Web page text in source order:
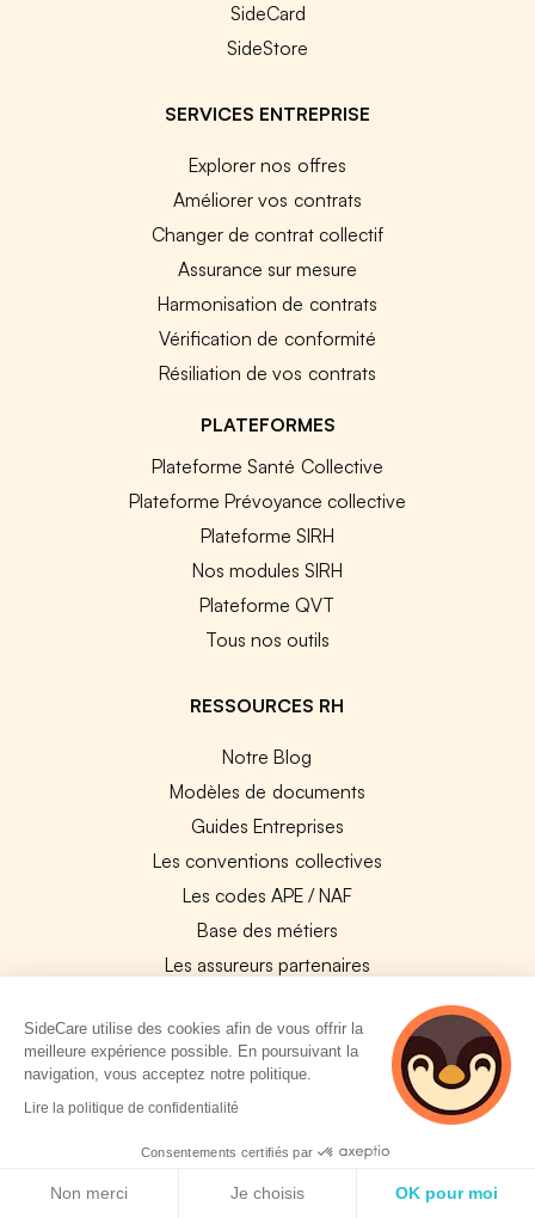
SideCard
SideStore
SERVICES ENTREPRISE
Explorer nos offres
Améliorer vos contrats
Changer de contrat collectif
Assurance sur mesure
Harmonisation de contrats
Vérification de conformité
Résiliation de vos contrats
PLATEFORMES
Plateforme Santé Collective
Plateforme Prévoyance collective
Plateforme SIRH
Nos modules SIRH
Plateforme QVT
Tous nos outils
RESSOURCES RH
Notre Blog
Modèles de documents
Guides Entreprises
Les conventions collectives
Les codes APE / NAF
Base des métiers
Les assureurs partenaires
Bureaux CPAM
Les codes CCAM
Les OPCO
Boîte à outils santé
SideCare utilise des cookies afin de vous offrir la
meilleure expérience possible. En poursuivant la
navigation, vous acceptez notre politique.
Lire la politique de confidentialité
Consentements certifiés par
Non merci Je choisis OK pour moi
2 personnes
consultent
actuellement cette